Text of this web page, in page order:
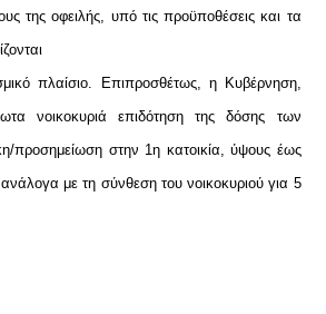
της οφειλής, υπό τις προϋποθέσεις και τα
πλαίσιο. Επιπροσθέτως, η Κυβέρνηση,
νοικοκυριά επιδότηση της δόσης των
προσημείωση στην 1η κατοικία, ύψους έως
με τη σύνθεση του νοικοκυριού για 5